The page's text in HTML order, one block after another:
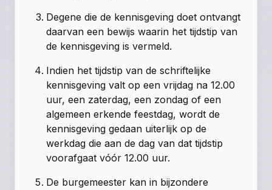
Degene die de kennisgeving doet ontvangt
daarvan een bewijs waarin het tijdstip van
de kennisgeving is vermeld.
Indien het tijdstip van de schriftelijke
kennisgeving valt op een vrijdag na 12.00
uur, een zaterdag, een zondag of een
algemeen erkende feestdag, wordt de
kennisgeving gedaan uiterlijk op de
werkdag die aan de dag van dat tijdstip
voorafgaat vóór 12.00 uur.
De burgemeester kan in bijzondere